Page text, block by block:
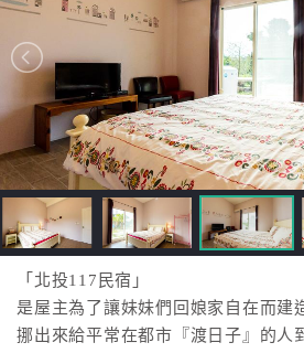
灣
房
直
接
跟
飯
店
訂
房
HOT
「北投117民宿」
是屋主為了讓妹妹們回娘家自在而建
挪出來給平常在都市『渡日子』的人